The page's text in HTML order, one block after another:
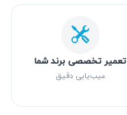
تعمیر تخصصی برند شما
عیب‌یابی دقیق